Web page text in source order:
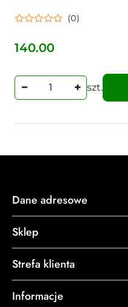
(0)
Cena:
140.00
szt.
Dane adresowe
Sklep
Strefa klienta
Informacje